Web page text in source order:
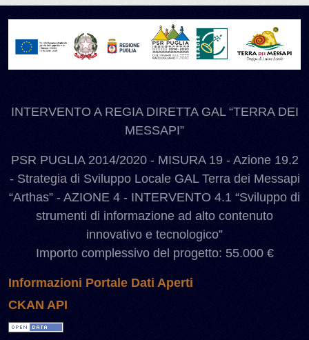
INTERVENTO A REGIA DIRETTA GAL “TERRA DEI
MESSAPI”
PSR PUGLIA 2014/2020 - MISURA 19 - Azione 19.2
- Strategia di Sviluppo Locale GAL Terra dei Messapi
“Arthas” - AZIONE 4 - INTERVENTO 4.1 “Sviluppo di
strumenti di informazione ad alto contenuto
innovativo e tecnologico”
Importo complessivo del progetto: 55.000 €
Informazioni Portale Dati Aperti
CKAN API